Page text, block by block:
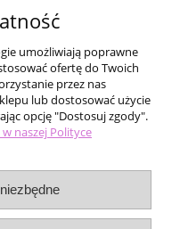
umożliwiają poprawne
ofertę do Twoich
przez nas
lub dostosować użycie
opcję "Dostosuj zgody".
naszej Polityce